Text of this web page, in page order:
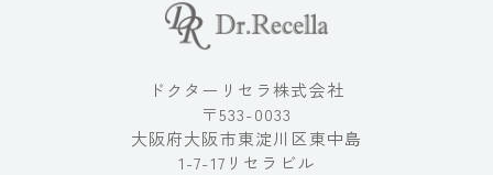
ドクターリセラ株式会社
〒533-0033
大阪府大阪市東淀川区東中島
1-7-17リセラビル